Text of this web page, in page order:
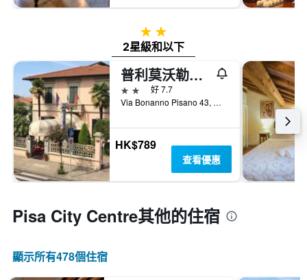
2星級
2星級和以下
普利莫沃勒別墅酒店
2星級
好 7.7
Via Bonanno Pisano 43, 比薩, 托斯卡尼, 義大利
HK$789
查看優惠
Pisa City Centre​其他的住宿
顯示所有478​個住宿